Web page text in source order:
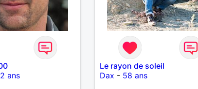
ans
Le rayon de soleil
Dax - 58 ans